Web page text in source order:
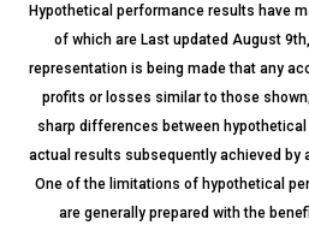
Hypothetical performance results have
of which are Last updated August
representation is being made that any
profits or losses similar to those
sharp differences between
actual results subsequently achieved by
One of the limitations of hypothetical
are generally prepared with the